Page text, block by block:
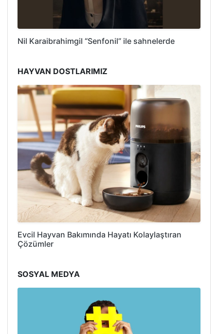
Nil Karaibrahimgil “Senfonil” ile sahnelerde
HAYVAN DOSTLARIMIZ
Evcil Hayvan Bakımında Hayatı Kolaylaştıran
Çözümler
SOSYAL MEDYA